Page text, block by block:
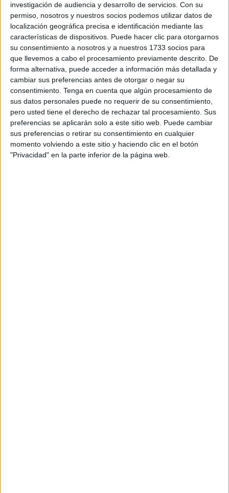
investigación de audiencia y desarrollo de servicios. Con su
permiso, nosotros y nuestros socios podemos utilizar datos de
localización geográfica precisa e identificación mediante las
características de dispositivos. Puede hacer clic para otorgarnos
su consentimiento a nosotros y a nuestros 1733 socios para
que llevemos a cabo el procesamiento previamente descrito. De
forma alternativa, puede acceder a información más detallada y
cambiar sus preferencias antes de otorgar o negar su
consentimiento. Tenga en cuenta que algún procesamiento de
sus datos personales puede no requerir de su consentimiento,
pero usted tiene el derecho de rechazar tal procesamiento. Sus
preferencias se aplicarán solo a este sitio web. Puede cambiar
sus preferencias o retirar su consentimiento en cualquier
momento volviendo a este sitio y haciendo clic en el botón
"Privacidad" en la parte inferior de la página web.
Las Escuelas Deportivas de laReal Federación de
Fútbol de Ceutase han puesto en marcha este lunes 25
de septiembre en el campo ‘Emilio Cózar’ donde los 320
inscritos en este curso 23-24, recibirán sus
correspondientes clases hasta finales del mes de mayo,
fecha fijada para la clausura de las mismas.
En este primer día se han dado cita los alumnos de la
Escuela Chupetines(Grupos 1 y 3) y Escuela Fútbol 8
(Grupos 2 y 4), quienes tras el saludo de bienvenida, han
comenzado las sesiones sobre el césped.
Este martes continuará la programación con el resto de